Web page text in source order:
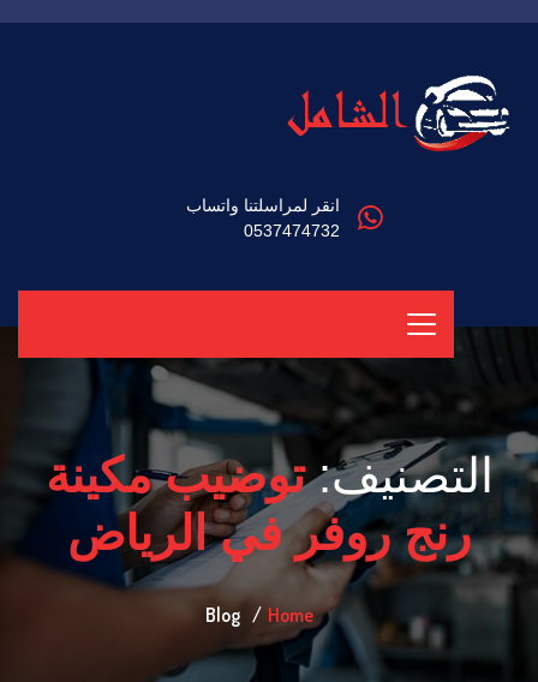
انقر لمراسلتنا واتساب
0537474732
التصنيف:توضيب مكينة
رنج روفر في الرياض
Home
Blog